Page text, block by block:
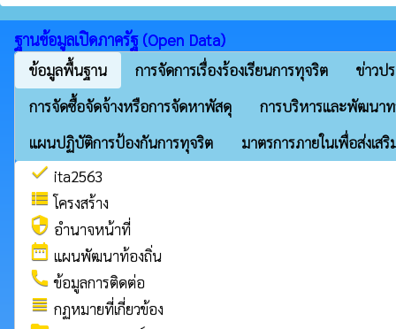
ฐานข้อมูลเปิดภาครัฐ (Open Data)
ข้อมูลพื้นฐาน การจัดการเรื่องร้องเรียนการทุจริต
ข่าวป
การจัดซื้อจัดจ้างหรือการจัดหาพัสดุ
การบริหารและพัฒนา
แผนปฏิบัติการป้องกันการทุจริต
มาตรการภายในเพื่อส่งเส
check ita2563
view_list โครงสร้าง
security อำนาจหน้าที่
date_range แผนพัฒนาท้องถิ่น
call ข้อมูลการติดต่อ
view_headline กฏหมายที่เกี่ยวข้อง